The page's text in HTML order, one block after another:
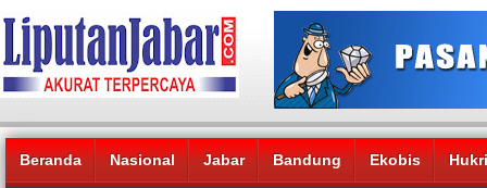
Beranda Nasional Jabar Bandung Ekobis